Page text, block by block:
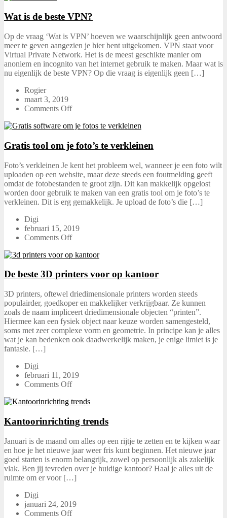
Wat is de beste VPN?
Op de vraag ‘Wat is VPN’ hoeven we waarschijnlijk geen antwoord
meer te geven aangezien je hier bent uitgekomen. VPN staat voor
Virtual Private Network. Het is de meest geschikte manier om
anoniem en incognito van het internet gebruik te maken. Maar wat is
nu eigenlijk de beste VPN? Op die vraag is eigenlijk geen […]
Rogier
maart 3, 2019
Comments Off
Gratis tool om je foto’s te verkleinen
Foto’s verkleinen Je kent het probleem wel, wanneer je een foto wilt
uploaden op een website, maar deze steeds een foutmelding geeft
omdat de fotobestanden te groot zijn. Dit kan makkelijk opgelost
worden door gebruik te maken van een gratis tool om je foto’s te
verkleinen. Dit is erg gemakkelijk. Je upload de foto’s die […]
Digi
februari 15, 2019
Comments Off
De beste 3D printers voor op kantoor
3D printers, oftewel driedimensionale printers worden steeds
populairder, goedkoper en makkelijker verkrijgbaar. Ze kunnen
zoals de naam impliceert driedimensionale objecten “printen”.
Hiermee kan een fysiek object naar keuze worden samengesteld,
soms met zeer complexe vorm en geometrie. In principe kan je alles
wat je kan bedenken ook daadwerkelijk maken, je enige limiet is je
fantasie. […]
Digi
februari 11, 2019
Comments Off
Kantoorinrichting trends
Januari is de maand om alles op een rijtje te zetten en te kijken waar
en hoe je het nieuwe jaar weer fris kunt beginnen. Het nieuwe jaar
goed starten is enorm belangrijk, zowel op persoonlijk als zakelijk
vlak. Ben jij tevreden over je huidige kantoor? Haal je alles uit de
ruimte om er voor […]
Digi
januari 24, 2019
Comments Off